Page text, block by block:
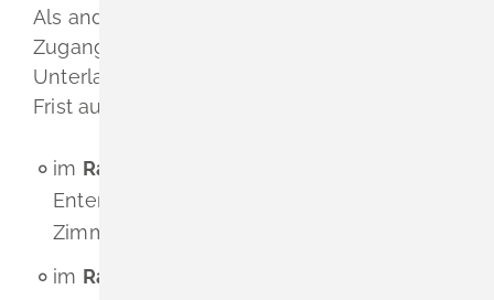
Als andere leicht zu erreichende
Zugangsmöglichkeit werden alle
Unterlagen innerhalb der oben genannten
Frist auch
im Rathaus Schliengen
Entenstein, 79418 Schliengen, Bauamt,
Zimmer 4
im Rathaus Bad Bellingen